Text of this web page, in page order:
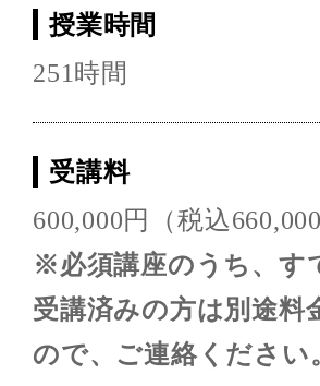
授業時間
251時間
受講料
600,000円（税込660,000
※必須講座のうち、す
受講済みの方は別途
ので、ご連絡ください